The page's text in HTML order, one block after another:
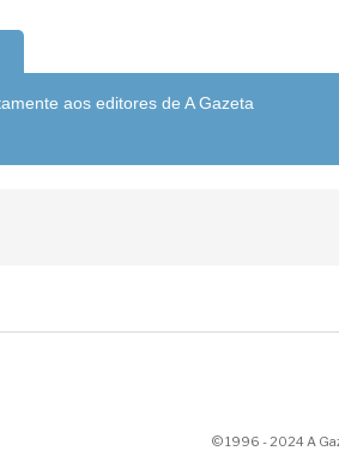
aos editores de A Gazeta
© 1996 - 2024 A